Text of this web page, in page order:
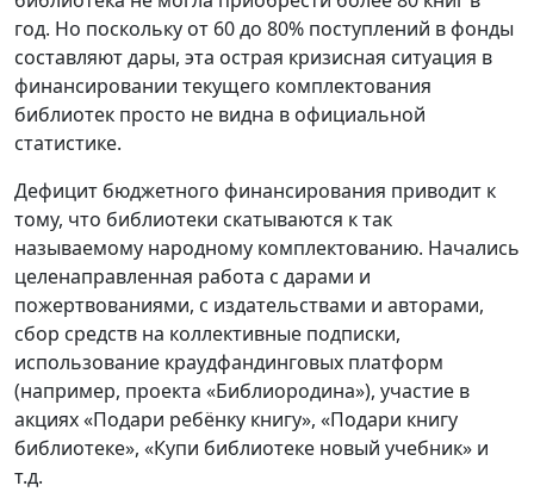
год. Но поскольку от 60 до 80% поступлений в фонды
составляют дары, эта острая кризисная ситуация в
финансировании текущего комплектования
библиотек просто не видна в официальной
статистике.
Дефицит бюджетного финансирования приводит к
тому, что библиотеки скатываются к так
называемому народному комплектованию. Начались
целенаправленная работа с дарами и
пожертвованиями, с издательствами и авторами,
сбор средств на коллективные подписки,
использование краудфандинговых платформ
(например, проекта «Библиородина»), участие в
акциях «Подари ребёнку книгу», «Подари книгу
библиотеке», «Купи библиотеке новый учебник» и
т.д.